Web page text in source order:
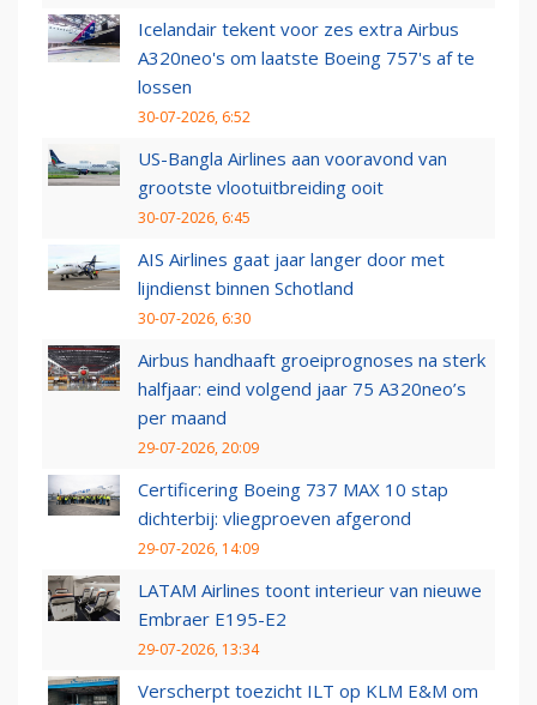
Icelandair tekent voor zes extra Airbus
A320neo's om laatste Boeing 757's af te
lossen
30-07-2026, 6:52
US-Bangla Airlines aan vooravond van
grootste vlootuitbreiding ooit
30-07-2026, 6:45
AIS Airlines gaat jaar langer door met
lijndienst binnen Schotland
30-07-2026, 6:30
Airbus handhaaft groeiprognoses na sterk
halfjaar: eind volgend jaar 75 A320neo’s
per maand
29-07-2026, 20:09
Certificering Boeing 737 MAX 10 stap
dichterbij: vliegproeven afgerond
29-07-2026, 14:09
LATAM Airlines toont interieur van nieuwe
Embraer E195-E2
29-07-2026, 13:34
Verscherpt toezicht ILT op KLM E&M om